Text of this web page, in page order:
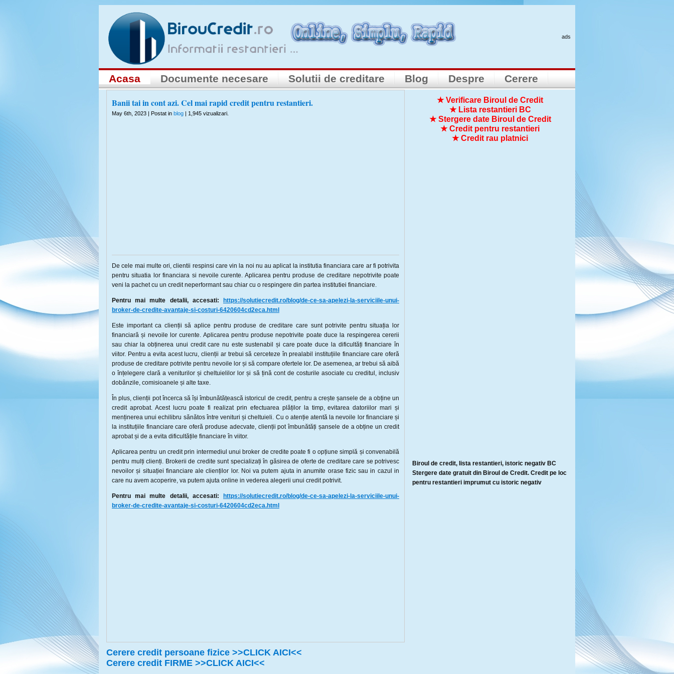
ads
Acasa Documente necesare Solutii de creditare Blog Despre Cerere
Banii tai in cont azi. Cel mai rapid credit pentru restantieri.
May 6th, 2023 | Postat in blog | 1,945 vizualizari.
De cele mai multe ori, clientii respinsi care vin la noi nu au aplicat la institutia financiara care ar fi potrivita
pentru situatia lor financiara si nevoile curente. Aplicarea pentru produse de creditare nepotrivite poate
veni la pachet cu un credit neperformant sau chiar cu o respingere din partea institutiei financiare.
Pentru mai multe detalii, accesati:
https://solutiecredit.ro/blog/de-ce-sa-apelezi-la-serviciile-unui-
broker-de-credite-avantaje-si-costuri-6420604cd2eca.html
Este important ca clienții să aplice pentru produse de creditare care sunt potrivite pentru situația lor
financiară și nevoile lor curente. Aplicarea pentru produse nepotrivite poate duce la respingerea cererii
sau chiar la obținerea unui credit care nu este sustenabil și care poate duce la dificultăți financiare în
viitor. Pentru a evita acest lucru, clienții ar trebui să cerceteze în prealabil instituțiile financiare care oferă
produse de creditare potrivite pentru nevoile lor și să compare ofertele lor. De asemenea, ar trebui să aibă
o înțelegere clară a veniturilor și cheltuielilor lor și să țină cont de costurile asociate cu creditul, inclusiv
dobânzile, comisioanele și alte taxe.
În plus, clienții pot încerca să își îmbunătățească istoricul de credit, pentru a crește șansele de a obține un
credit aprobat. Acest lucru poate fi realizat prin efectuarea plăților la timp, evitarea datoriilor mari și
menținerea unui echilibru sănătos între venituri și cheltuieli. Cu o atenție atentă la nevoile lor financiare și
la instituțiile financiare care oferă produse adecvate, clienții pot îmbunătăți șansele de a obține un credit
aprobat și de a evita dificultățile financiare în viitor.
Aplicarea pentru un credit prin intermediul unui broker de credite poate fi o opțiune simplă și convenabilă
pentru mulți clienți. Brokerii de credite sunt specializați în găsirea de oferte de creditare care se potrivesc
nevoilor și situației financiare ale clienților lor. Noi va putem ajuta in anumite orase fizic sau in cazul in
care nu avem acoperire, va putem ajuta online in vederea alegerii unui credit potrivit.
Pentru mai multe detalii, accesati:
https://solutiecredit.ro/blog/de-ce-sa-apelezi-la-serviciile-unui-
broker-de-credite-avantaje-si-costuri-6420604cd2eca.html
Cerere credit persoane fizice >>CLICK AICI<<
Cerere credit FIRME >>CLICK AICI<<
★ Verificare Biroul de Credit
★ Lista restantieri BC
★ Stergere date Biroul de Credit
★ Credit pentru restantieri
★ Credit rau platnici
Biroul de credit, lista restantieri, istoric negativ BC
Stergere date gratuit din Biroul de Credit. Credit pe loc
pentru restantieri imprumut cu istoric negativ